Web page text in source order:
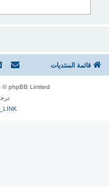
قائمة المنتديات
© phpBB Limited